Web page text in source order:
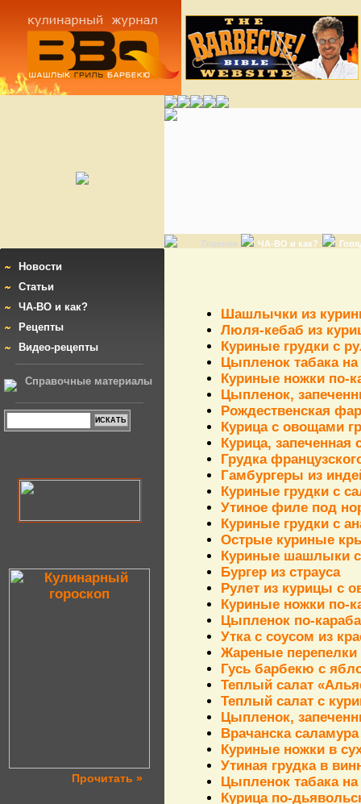
Главная ЧА-ВО и как?
Новости
Статьи
ЧА-ВО и как?
Рецепты
Видео-рецепты
Справочные материалы
Прочитать »
Шашлычки из
Люля-кебаб из
Куриные грудки с
Цыпленок табака на
Куриные ножки по-
Цыпленок,
Рождественская
Курица с овощами
Курица,
Грудка
Гамбургеры из
Куриные грудки с
Утиное филе под
Куриные грудки с
Острые куриные
Куриные шашлыки с
Бургер из страуса
Рулет из курицы с
Куриные ножки по-
Цыпленок по-
Утка с соусом из
Жареные
Гусь барбекю с
Теплый салат
Теплый салат с
Цыпленок,
Врачанска
Куриные ножки в
Утиная грудка в
Цыпленок табака на
Курица по-